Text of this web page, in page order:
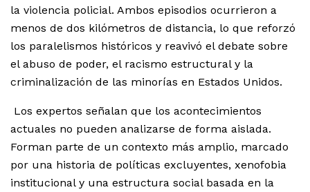
la violencia policial. Ambos episodios ocurrieron a
menos de dos kilómetros de distancia, lo que reforzó
los paralelismos históricos y reavivó el debate sobre
el abuso de poder, el racismo estructural y la
criminalización de las minorías en Estados Unidos.
Los expertos señalan que los acontecimientos
actuales no pueden analizarse de forma aislada.
Forman parte de un contexto más amplio, marcado
por una historia de políticas excluyentes, xenofobia
institucional y una estructura social basada en la